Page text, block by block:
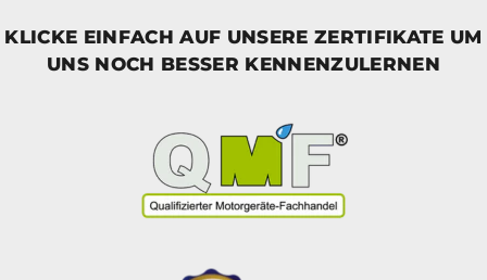
KLICKE EINFACH AUF UNSERE ZERTIFIKATE UM
UNS NOCH BESSER KENNENZULERNEN